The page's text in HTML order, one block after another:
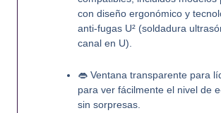
con diseño ergonómico y
anti‑fugas U² (soldadura
canal en U).
👄 Ventana transparente para
para ver fácilmente el nivel de
sin sorpresas.